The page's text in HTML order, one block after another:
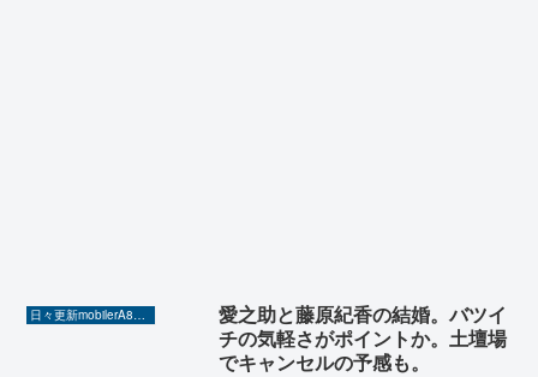
日々更新mobilerA8（Yahoo!ニュースを毎日ウォッチ）
愛之助と藤原紀香の結婚。バツイ
チの気軽さがポイントか。土壇場
でキャンセルの予感も。